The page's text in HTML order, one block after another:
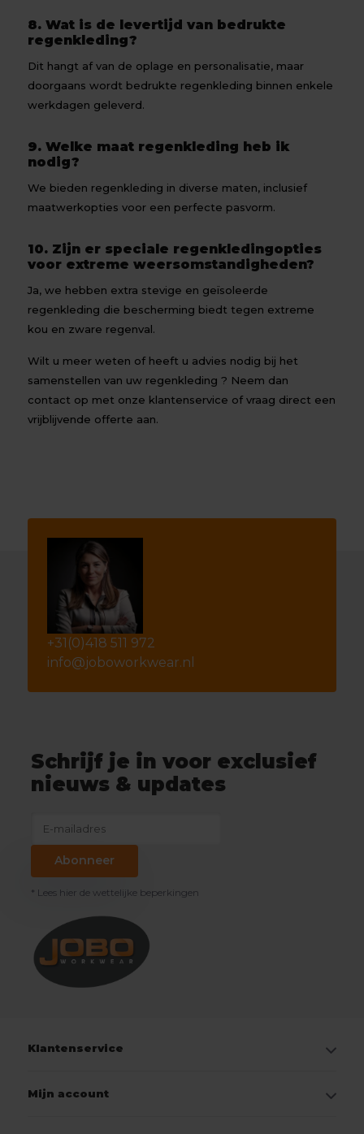
8. Wat is de levertijd van bedrukte
regenkleding?
Dit hangt af van de oplage en personalisatie, maar
doorgaans wordt bedrukte regenkleding binnen enkele
werkdagen geleverd.
9. Welke maat regenkleding heb ik
nodig?
We bieden regenkleding in diverse maten, inclusief
maatwerkopties voor een perfecte pasvorm.
10. Zijn er speciale regenkledingopties
voor extreme weersomstandigheden?
Ja, we hebben extra stevige en geïsoleerde
regenkleding die bescherming biedt tegen extreme
kou en zware regenval.
Wilt u meer weten of heeft u advies nodig bij het
samenstellen van uw regenkleding ? Neem dan
contact op met onze klantenservice of vraag direct een
vrijblijvende offerte aan.
+31(0)418 511 972
info@joboworkwear.nl
Schrijf je in voor exclusief
nieuws & updates
Abonneer
* Lees hier de wettelijke beperkingen
Klantenservice
Mijn account